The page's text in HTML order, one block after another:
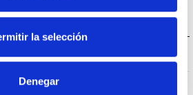
la selección
Denegar
(L70B50>)15.000h